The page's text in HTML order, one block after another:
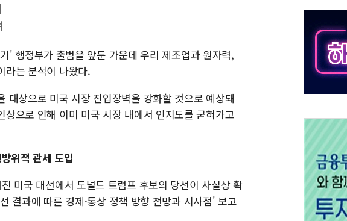
'호우 특보' 경북 울진 시간당 20~30mm 강한
주말 무더위·열대야 지속…내륙 곳곳 소나기
오세훈 "용산공원 주택 검토, 민주당 스스로
' 행정부가 출범을 앞둔 가운데 우리 제조업과 원자력,
라는 분석이 나왔다.
대상으로 미국 시장 진입장벽을 강화할 것으로 예상돼
으로 인해 이미 미국 시장 내에서 인지도를 굳혀가고
위적 관세 도입
미국 대선에서 도널드 트럼프 후보의 당선이 사실상 확
결과에 따른 경제·통상 정책 방향 전망과 시사점' 보고